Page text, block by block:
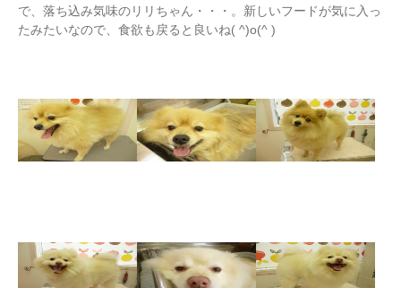
で、落ち込み気味のリリちゃん・・・。新しいフードが気に入っ
たみたいなので、食欲も戻ると良いね( ^)o(^ )